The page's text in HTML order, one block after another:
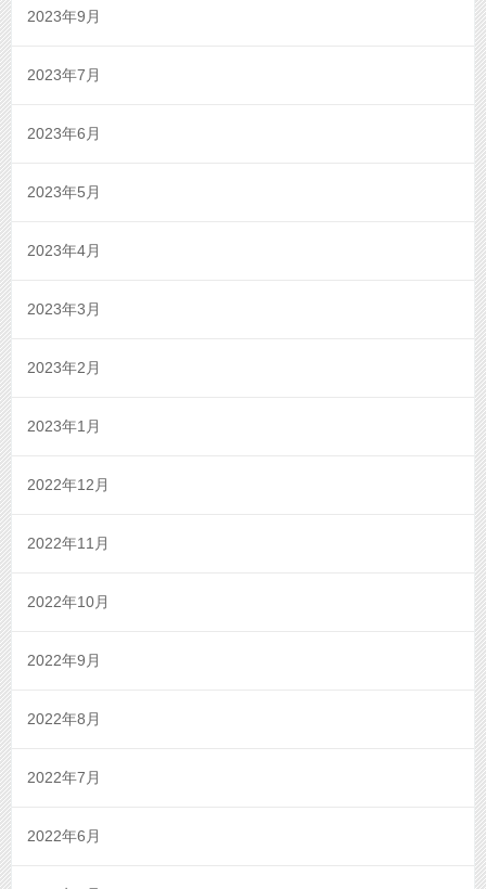
2023年9月
2023年7月
2023年6月
2023年5月
2023年4月
2023年3月
2023年2月
2023年1月
2022年12月
2022年11月
2022年10月
2022年9月
2022年8月
2022年7月
2022年6月